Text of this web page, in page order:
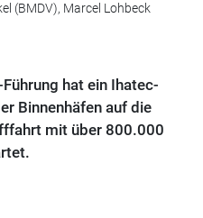
(BMDV), Marcel Lohbeck
hat ein Ihatec-
Binnenhäfen auf die
mit über 800.000